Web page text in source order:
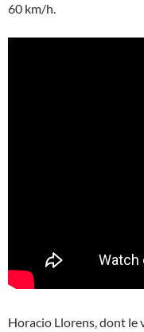
60 km/h.
Horacio Llorens, dont le